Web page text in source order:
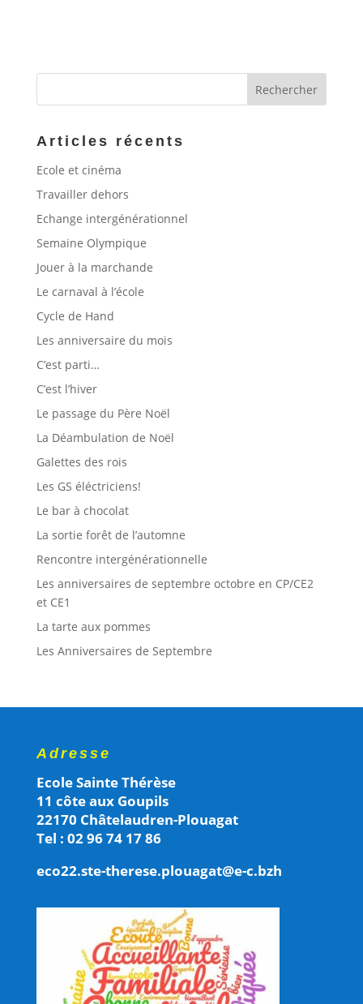
Articles récents
Ecole et cinéma
Travailler dehors
Echange intergénérationnel
Semaine Olympique
Jouer à la marchande
Le carnaval à l’école
Cycle de Hand
Les anniversaire du mois
C’est parti…
C’est l’hiver
Le passage du Père Noël
La Déambulation de Noël
Galettes des rois
Les GS éléctriciens!
Le bar à chocolat
La sortie forêt de l’automne
Rencontre intergénérationnelle
Les anniversaires de septembre octobre en CP/CE2
et CE1
La tarte aux pommes
Les Anniversaires de Septembre
Adresse
Ecole Sainte Thérèse
11 côte aux Goupils
22170 Châtelaudren-Plouagat
Tel : 02 96 74 17 86
eco22.ste-therese.plouagat@e-c.bzh